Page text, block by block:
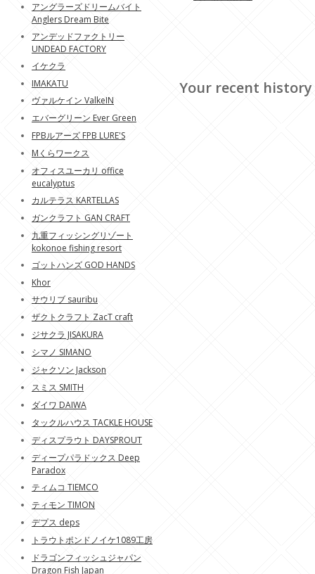
Your recent history
アングラーズドリームバイト
Anglers Dream Bite
アンデッドファクトリー
UNDEAD FACTORY
イケクラ
IMAKATU
ヴァルケイン ValkeIN
エバーグリーン Ever Green
FPBルアーズ FPB LURE'S
Mくらワークス
オフィスユーカリ office
eucalyptus
カルテラス KARTELLAS
ガンクラフト GAN CRAFT
九重フィッシングリゾート
kokonoe fishing resort
ゴットハンズ GOD HANDS
Khor
サウリブ sauribu
ザクトクラフト ZacT craft
ジサクラ JISAKURA
シマノ SIMANO
ジャクソン Jackson
スミス SMITH
ダイワ DAIWA
タックルハウス TACKLE HOUSE
ディスプラウト DAYSPROUT
ディープパラドックス Deep
Paradox
ティムコ TIEMCO
ティモン TIMON
デプス deps
トラウトポンドノイケ1089工房
ドラゴンフィッシュジャパン
Dragon Fish Japan